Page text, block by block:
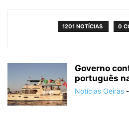
1201 NOTÍCIAS 0
Governo
português
Notícias Oeiras -